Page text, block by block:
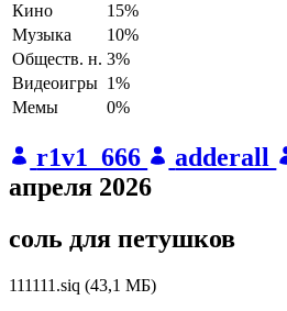
Кино
15%
Музыка
10%
Обществ. н. 3%
Видеоигры 1%
Мемы
0%
r1v1_666 adderall
апреля 2026
соль для петушков
111111.siq (43,1 МБ)